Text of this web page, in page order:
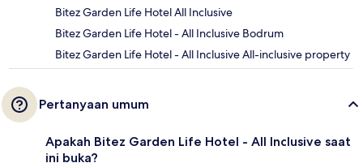
Bitez Garden Life Hotel All Inclusive
Bitez Garden Life Hotel - All Inclusive Bodrum
Bitez Garden Life Hotel - All Inclusive All-inclusive property
Pertanyaan umum
Apakah Bitez Garden Life Hotel - All Inclusive saat
ini buka?